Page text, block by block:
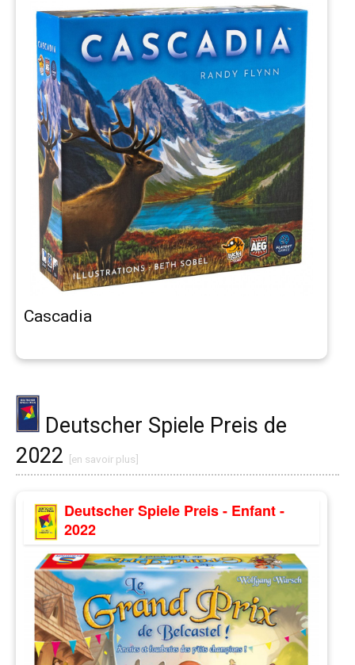
Cascadia
Deutscher Spiele Preis de
2022
[en savoir plus]
Deutscher Spiele Preis - Enfant -
2022